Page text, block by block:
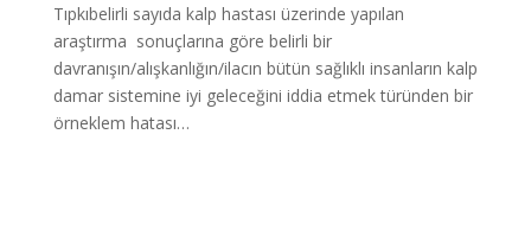
Tıpkıbelirli sayıda kalp hastası üzerinde yapılan
araştırma sonuçlarına göre belirli bir
davranışın/alışkanlığın/ilacın bütün sağlıklı insanların kalp
damar sistemine iyi geleceğini iddia etmek türünden bir
örneklem hatası…